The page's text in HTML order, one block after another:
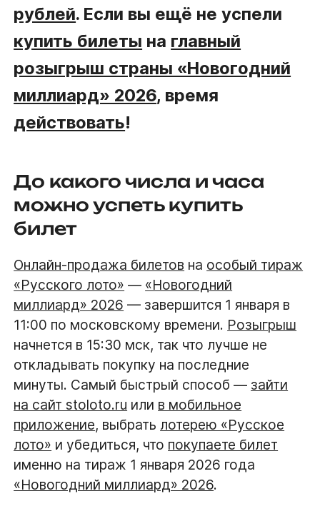
рублей. Если вы ещё не успели
купить билеты на главный
розыгрыш страны «Новогодний
миллиард» 2026, время
действовать!
До какого числа и часа
можно успеть купить
билет
Онлайн-продажа билетов на особый тираж
«Русского лото» — «Новогодний
миллиард» 2026 — завершится 1 января в
11:00 по московскому времени. Розыгрыш
начнется в 15:30 мск, так что лучше не
откладывать покупку на последние
минуты. Самый быстрый способ — зайти
на сайт stoloto.ru или в мобильное
приложение, выбрать лотерею «Русское
лото» и убедиться, что покупаете билет
именно на тираж 1 января 2026 года
«Новогодний миллиард» 2026.